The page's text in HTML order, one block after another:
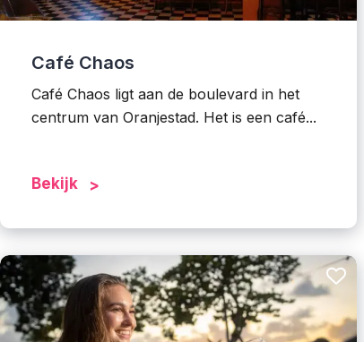
Café Chaos
Café Chaos ligt aan de boulevard in het
centrum van Oranjestad. Het is een café...
Bekijk